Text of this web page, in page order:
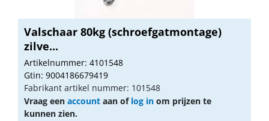
Valschaar 80kg (schroefgatmontage)
zilve...
Artikelnummer: 4101548
Gtin: 9004186679419
Fabrikant artikel nummer: 101548
Vraag een account aan of log in om prijzen te
kunnen zien.